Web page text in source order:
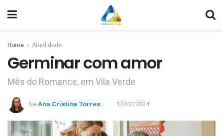
Home Atualidade
Germinar com amor
Mês do Romance, em Vila Verde
DeAna Cristina Torres 12/02/2024